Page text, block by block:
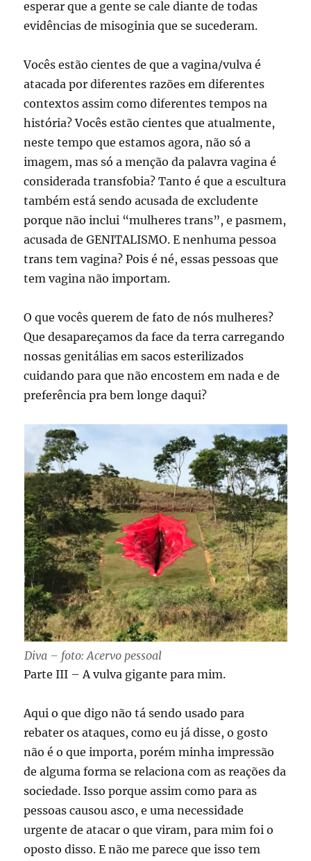
esperar que a gente se cale diante de todas
evidências de misoginia que se sucederam.
Vocês estão cientes de que a vagina/vulva é
atacada por diferentes razões em diferentes
contextos assim como diferentes tempos na
história? Vocês estão cientes que atualmente,
neste tempo que estamos agora, não só a
imagem, mas só a menção da palavra vagina é
considerada transfobia? Tanto é que a escultura
também está sendo acusada de excludente
porque não inclui “mulheres trans”, e pasmem,
acusada de GENITALISMO. E nenhuma pessoa
trans tem vagina? Pois é né, essas pessoas que
tem vagina não importam.
O que vocês querem de fato de nós mulheres?
Que desapareçamos da face da terra carregando
nossas genitálias em sacos esterilizados
cuidando para que não encostem em nada e de
preferência pra bem longe daqui?
Diva – foto: Acervo pessoal
Parte III – A vulva gigante para mim.
Aqui o que digo não tá sendo usado para
rebater os ataques, como eu já disse, o gosto
não é o que importa, porém minha impressão
de alguma forma se relaciona com as reações da
sociedade. Isso porque assim como para as
pessoas causou asco, e uma necessidade
urgente de atacar o que viram, para mim foi o
oposto disso. E não me parece que isso tem